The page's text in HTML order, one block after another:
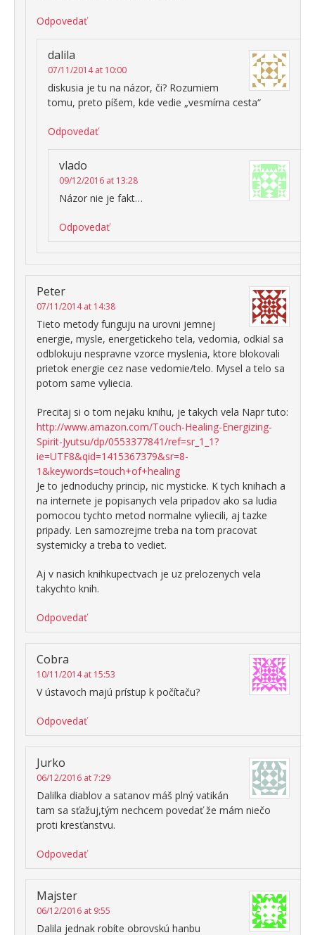
Odpovedať
dalila
07/11/2014 at 10:00
diskusia je tu na názor, či? Rozumiem
tomu, preto píšem, kde vedie „vesmírna cesta“
Odpovedať
vlado
09/12/2016 at 13:28
Názor nie je fakt…
Odpovedať
Peter
07/11/2014 at 14:38
Tieto metody funguju na urovni jemnej
energie, mysle, energetickeho tela, vedomia, odkial sa
odblokuju nespravne vzorce myslenia, ktore blokovali
prietok energie cez nase vedomie/telo. Mysel a telo sa
potom same vyliecia.
Precitaj si o tom nejaku knihu, je takych vela Napr tuto:
http://www.amazon.com/Touch-Healing-Energizing-
Spirit-Jyutsu/dp/0553377841/ref=sr_1_1?
ie=UTF8&qid=1415367379&sr=8-
1&keywords=touch+of+healing
Je to jednoduchy princip, nic mysticke. K tych knihach a
na internete je popisanych vela pripadov ako sa ludia
pomocou tychto metod normalne vyliecili, aj tazke
pripady. Len samozrejme treba na tom pracovat
systemicky a treba to vediet.
Aj v nasich knihkupectvach je uz prelozenych vela
takychto knih.
Odpovedať
Cobra
10/11/2014 at 15:53
V ústavoch majú prístup k počítaču?
Odpovedať
Jurko
06/12/2016 at 7:29
Dalilka diablov a satanov máš plný vatikán
tam sa sťažuj,tým nechcem povedať že mám niečo
proti kresťanstvu.
Odpovedať
Majster
06/12/2016 at 9:55
Dalila jednak robíte obrovskú hanbu